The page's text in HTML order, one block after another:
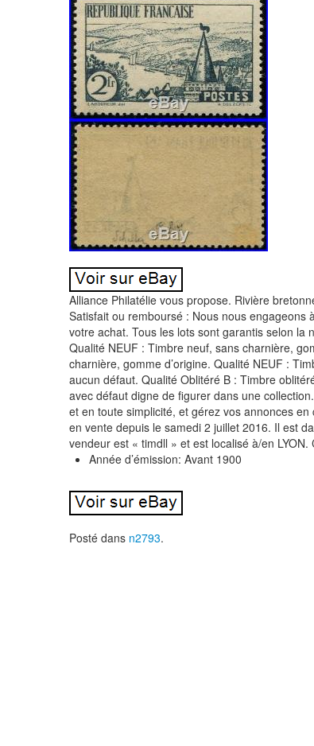
Alliance Philatélie vous propose. Rivière
Satisfait ou remboursé : Nous nous engageons
votre achat. Tous les lots sont garantis selon la
Qualité NEUF : Timbre neuf, sans charnière,
charnière, gomme d’origine. Qualité NEUF :
aucun défaut. Qualité Oblitéré B : Timbre
avec défaut digne de figurer dans une
et en toute simplicité, et gérez vos annonces en
en vente depuis le samedi 2 juillet 2016. Il est
vendeur est « timdll » et est localisé à/en
Année d’émission: Avant 1900
Posté dans n2793.